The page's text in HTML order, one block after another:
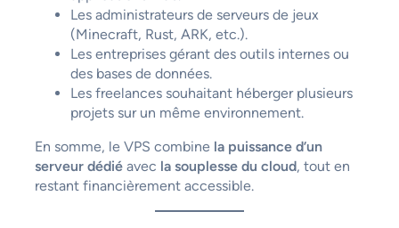
Les administrateurs de serveurs de jeux
(Minecraft, Rust, ARK, etc.).
Les entreprises gérant des outils internes ou
des bases de données.
Les freelances souhaitant héberger plusieurs
projets sur un même environnement.
En somme, le VPS combine la puissance d’un
serveur dédiéavec la souplesse du cloud, tout en
restant financièrement accessible.